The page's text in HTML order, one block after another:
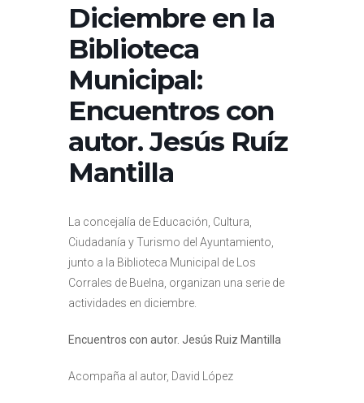
Diciembre en la
Biblioteca
Municipal:
Encuentros con
autor. Jesús Ruíz
Mantilla
La concejalía de Educación, Cultura,
Ciudadanía y Turismo del Ayuntamiento,
junto a la Biblioteca Municipal de Los
Corrales de Buelna, organizan una serie de
actividades en diciembre.
Encuentros con autor. Jesús Ruiz Mantilla
Acompaña al autor, David López